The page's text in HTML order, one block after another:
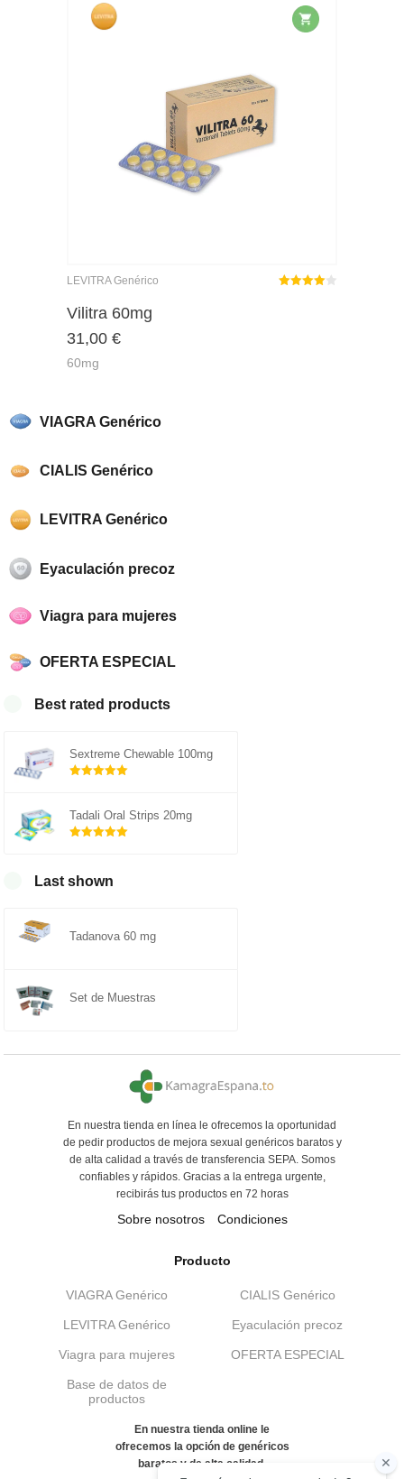
VIAGRA Genérico
CIALIS Genérico
LEVITRA Genérico
Eyaculación precoz
Viagra para mujeres
OFERTA ESPECIAL
Best rated products
Sextreme Chewable 100mg
5
Tadali Oral Strips 20mg
Last shown
Tadanova 60 mg
Set de Muestras
LEVITRA Genérico
Vilitra 60mg
31,00 €
60mg
En nuestra tienda en línea le ofrecemos la oportunidad
de pedir productos de mejora sexual genéricos baratos y
de alta calidad a través de transferencia SEPA. Somos
confiables y rápidos. Gracias a la entrega urgente,
recibirás tus productos en 72 horas
Sobre nosotros Condiciones
Producto
VIAGRA Genérico CIALIS Genérico
LEVITRA Genérico Eyaculación precoz
Viagra para mujeres OFERTA ESPECIAL
Base de datos de
productos
En nuestra tienda online le
ofrecemos la opción de genéricos
baratos y de alta calidad.